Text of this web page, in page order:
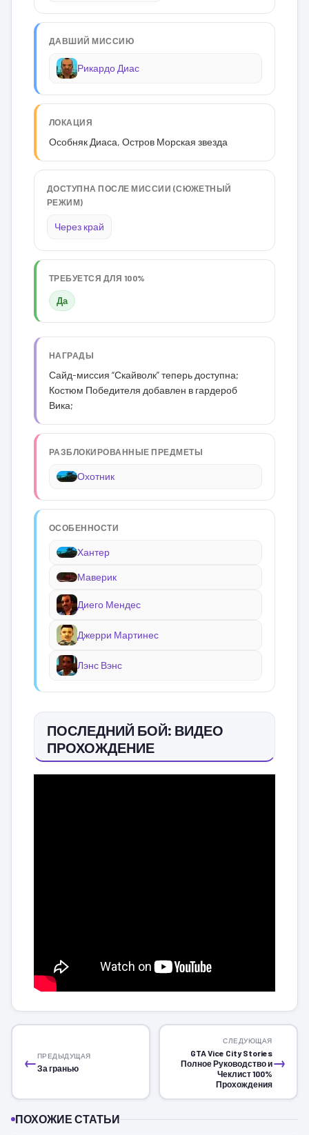
ДАВШИЙ МИССИЮ
Рикардо Диас
ЛОКАЦИЯ
Особняк Диаса, Остров Морская звезда
ДОСТУПНА ПОСЛЕ МИССИИ (СЮЖЕТНЫЙ
РЕЖИМ)
Через край
ТРЕБУЕТСЯ ДЛЯ 100%
Да
НАГРАДЫ
Сайд-миссия “Скайволк” теперь доступна;
Костюм Победителя добавлен в гардероб
Вика;
РАЗБЛОКИРОВАННЫЕ ПРЕДМЕТЫ
Охотник
ОСОБЕННОСТИ
Хантер
Маверик
Диего Мендес
Джерри Мартинес
Лэнс Вэнс
ПОСЛЕДНИЙ БОЙ: ВИДЕО
ПРОХОЖДЕНИЕ
←ПРЕДЫДУЩАЯ
За гранью →
СЛЕДУЮЩАЯ
GTA Vice City Stories
Полное Руководство и
Чеклист 100%
Прохождения
ПОХОЖИЕ СТАТЬИ